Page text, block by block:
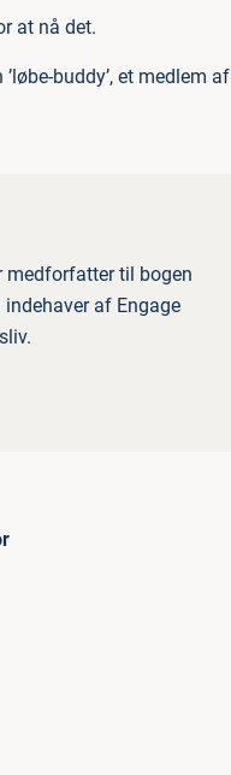
at nå det.
buddy’, et medlem af
medforfatter til bogen
af Engage